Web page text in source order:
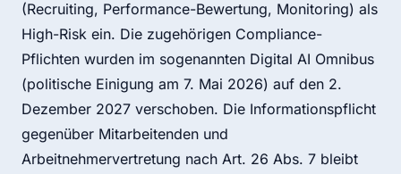
(Recruiting, Performance-Bewertung, Monitoring) als
High-Risk ein. Die zugehörigen Compliance-
Pflichten wurden im sogenannten Digital AI Omnibus
(politische Einigung am 7. Mai 2026) auf den 2.
Dezember 2027 verschoben. Die Informationspflicht
gegenüber Mitarbeitenden und
Arbeitnehmervertretung nach Art. 26 Abs. 7 bleibt